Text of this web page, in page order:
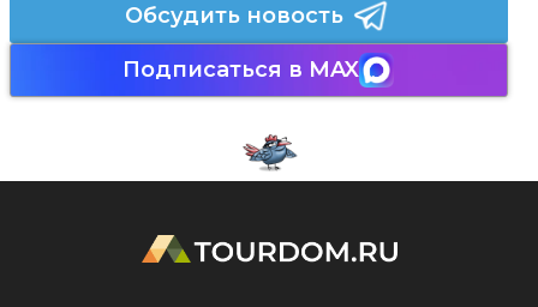
Обсудить новость
Подписаться в MAX